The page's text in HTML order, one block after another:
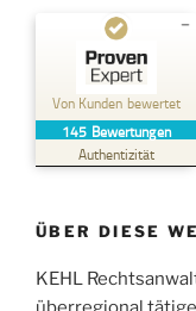
Von Kunden bewertet
145 Bewertungen
Authentizität
Kehl
SEHR GUT
Bewertungen von
2
anderen Quellen
ÜBER DIESE
KEHL